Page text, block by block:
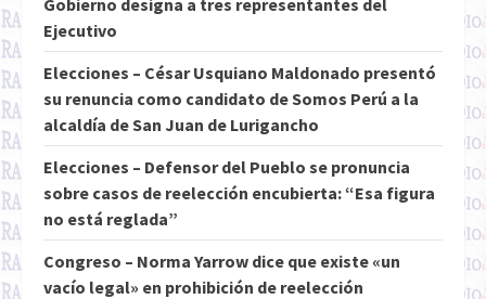
Gobierno designa a tres representantes del
Ejecutivo
Elecciones – César Usquiano Maldonado presentó
su renuncia como candidato de Somos Perú a la
alcaldía de San Juan de Lurigancho
Elecciones – Defensor del Pueblo se pronuncia
sobre casos de reelección encubierta: “Esa figura
no está reglada”
Congreso – Norma Yarrow dice que existe «un
vacío legal» en prohibición de reelección